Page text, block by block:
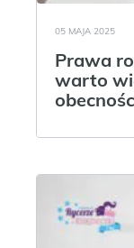
05 MAJA 2025
Prawa
warto